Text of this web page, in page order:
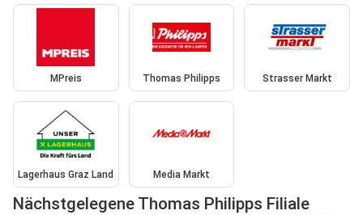
MPreis Thomas Philipps Strasser Markt
Lagerhaus Graz Land Media Markt
Nächstgelegene Thomas Philipps Filiale